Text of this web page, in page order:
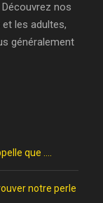
nos
les adultes,
généralement
que ….
notre perle